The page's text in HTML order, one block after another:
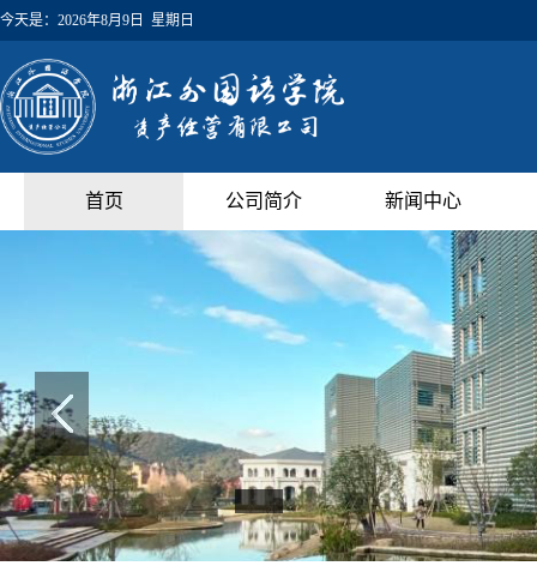
今天是： 2026年8月9日 星期日
首页 公司简介 新闻中心